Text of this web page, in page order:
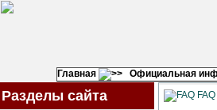
Главная
Официальная
Разделы сайта FAQ